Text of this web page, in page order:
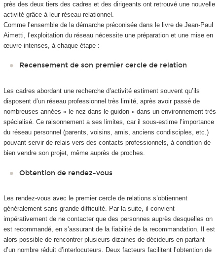
près des deux tiers des cadres et des dirigeants ont retrouvé une nouvelle
activité grâce à leur réseau relationnel.
Comme l’ensemble de la démarche préconisée dans le livre de Jean-Paul
Aimetti, l’exploitation du réseau nécessite une préparation et une mise en
œuvre intenses, à chaque étape :
Recensement de son premier cercle de relation
Les cadres abordant une recherche d’activité estiment souvent qu’ils
disposent d’un réseau professionnel très limité, après avoir passé de
nombreuses années « le nez dans le guidon » dans un environnement très
spécialisé. Ce raisonnement a ses limites, car il sous-estime l’importance
du réseau personnel (parents, voisins, amis, anciens condisciples, etc.)
pouvant servir de relais vers des contacts professionnels, à condition de
bien vendre son projet, même auprès de proches.
Obtention de rendez-vous
Les rendez-vous avec le premier cercle de relations s’obtiennent
généralement sans grande difficulté. Par la suite, il convient
impérativement de ne contacter que des personnes auprès desquelles on
est recommandé, en s’assurant de la fiabilité de la recommandation. Il est
alors possible de rencontrer plusieurs dizaines de décideurs en partant
d’un nombre réduit d’interlocuteurs. Deux facteurs facilitent l’obtention de